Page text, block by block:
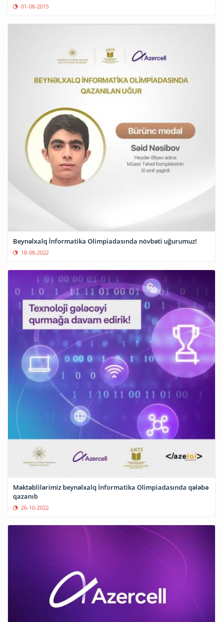
01-08-2015
Beynəlxalq İnformatika Olimpiadasında növbəti uğurumuz!
18-08-2022
Məktəblilərimiz beynəlxalq İnformatika Olimpiadasında qələbə
qazanıb
26-10-2022